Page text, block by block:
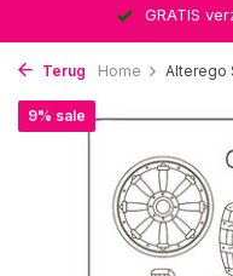
GRATIS
Terug Home Alterego
9% sale